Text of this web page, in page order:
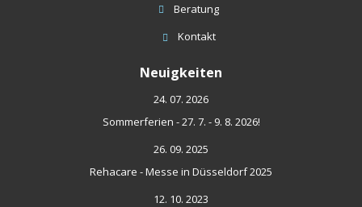
Beratung
Kontakt
Neuigkeiten
24. 07. 2026
Sommerferien - 27. 7. - 9. 8. 2026!
26. 09. 2025
Rehacare - Messe in Düsseldorf 2025
12. 10. 2023